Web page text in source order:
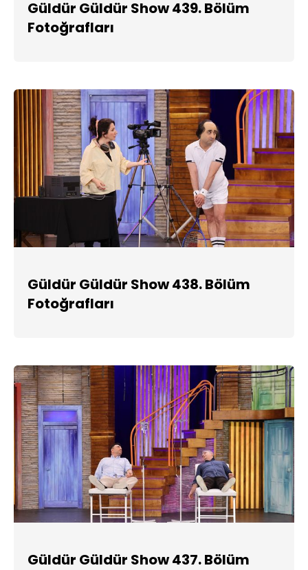
Güldür Güldür Show 439. Bölüm
Fotoğrafları
Güldür Güldür Show 438. Bölüm
Fotoğrafları
Güldür Güldür Show 437. Bölüm